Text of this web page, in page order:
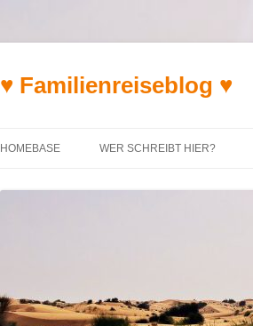
♥ Familienreiseblog ♥
HOMEBASE WER SCHREIBT HIER?